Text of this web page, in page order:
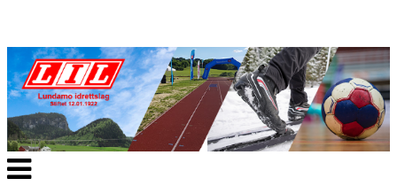
Veksle
navigasjon